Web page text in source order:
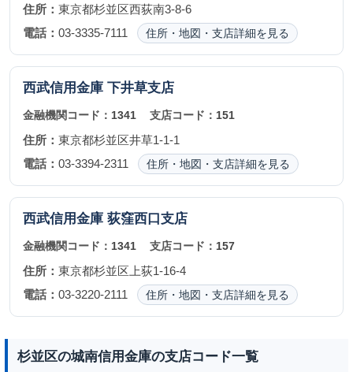
住所： 東京都杉並区西荻南3-8-6
電話： 03-3335-7111 住所・地図・支店詳細を見る
西武信用金庫 下井草支店
金融機関コード： 1341 支店コード： 151
住所： 東京都杉並区井草1-1-1
電話： 03-3394-2311 住所・地図・支店詳細を見る
西武信用金庫 荻窪西口支店
金融機関コード： 1341 支店コード： 157
住所： 東京都杉並区上荻1-16-4
電話： 03-3220-2111 住所・地図・支店詳細を見る
杉並区の城南信用金庫の支店コード一覧